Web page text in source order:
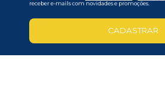
receber e-mails com novidades e promoções.
CADASTRAR